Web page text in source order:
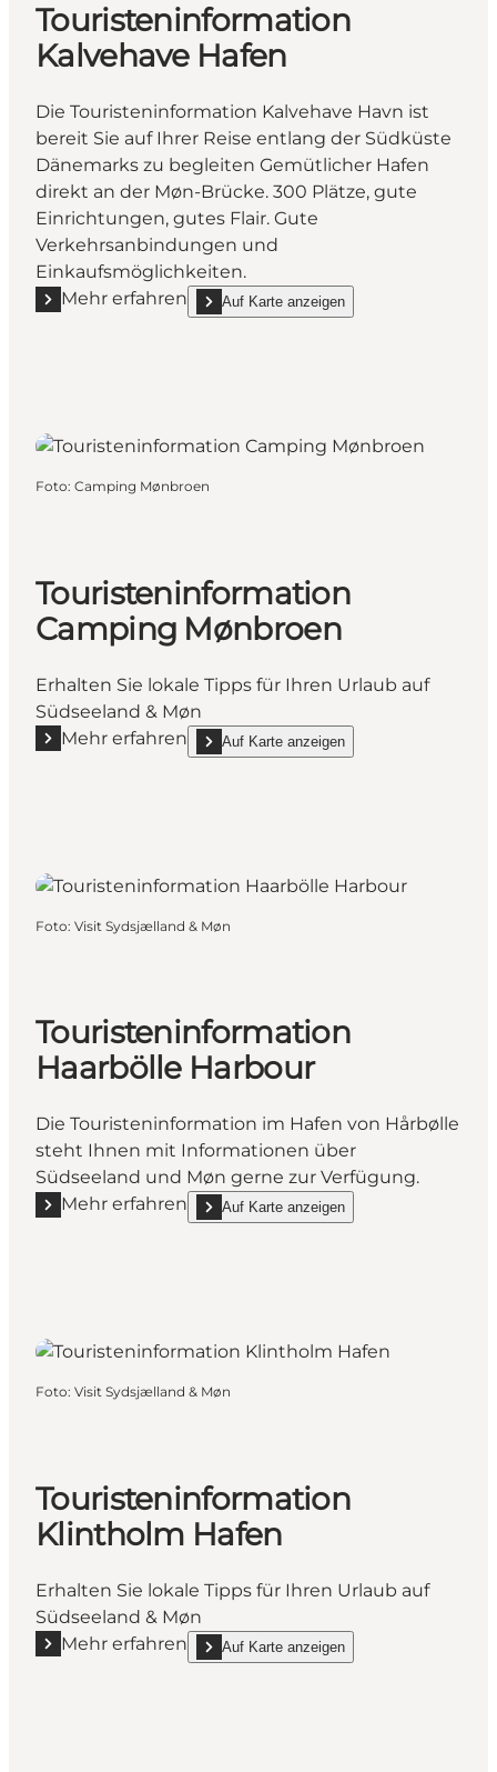
Touristeninformation
Kalvehave Hafen
Die Touristeninformation Kalvehave Havn ist
bereit Sie auf Ihrer Reise entlang der Südküste
Dänemarks zu begleiten Gemütlicher Hafen
direkt an der Møn-Brücke. 300 Plätze, gute
Einrichtungen, gutes Flair. Gute
Verkehrsanbindungen und
Einkaufsmöglichkeiten.
Mehr erfahren
Mehr erfahren "Touristeninformation Kalvehave
Auf Karte anzeigen
show Touristeninformation Kalvehave Hafen
Foto: Camping Mønbroen
Touristeninformation
Camping Mønbroen
Erhalten Sie lokale Tipps für Ihren Urlaub auf
Südseeland & Møn
Mehr erfahren
Mehr erfahren "Touristeninformation Camping
Auf Karte anzeigen
show Touristeninformation Camping
Foto: Visit Sydsjælland & Møn
Touristeninformation
Haarbölle Harbour
Die Touristeninformation im Hafen von Hårbølle
steht Ihnen mit Informationen über
Südseeland und Møn gerne zur Verfügung.
Mehr erfahren
Mehr erfahren "Touristeninformation Haarbölle
Auf Karte anzeigen
show Touristeninformation Haarbölle Harbour
Foto: Visit Sydsjælland & Møn
Touristeninformation
Klintholm Hafen
Erhalten Sie lokale Tipps für Ihren Urlaub auf
Südseeland & Møn
Mehr erfahren
Mehr erfahren "Touristeninformation Klintholm
Auf Karte anzeigen
show Touristeninformation Klintholm Hafen